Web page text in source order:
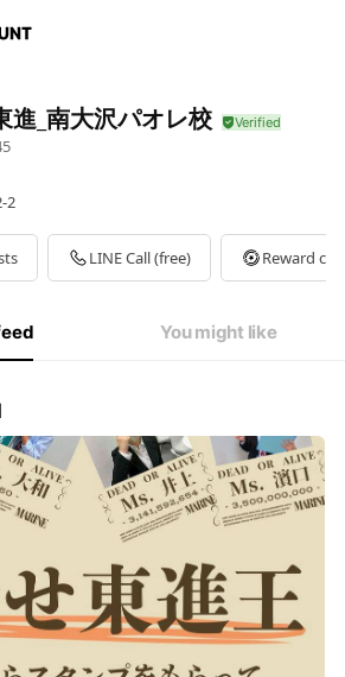
進_南大沢パオレ校
2
LINE Call (free) Reward
You might like